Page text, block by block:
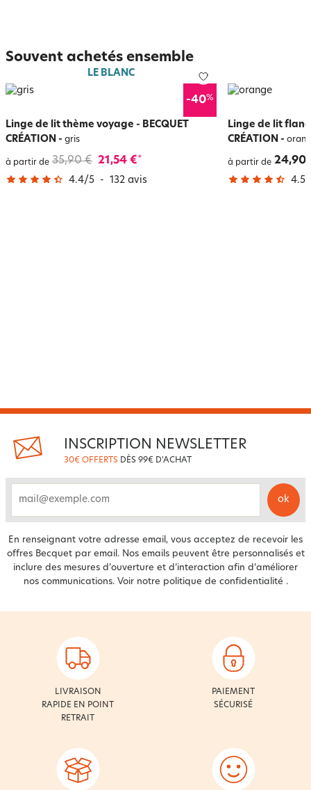
Souvent achetés ensemble
LE BLANC
-40%
Linge de lit thème voyage - BECQUET
CRÉATION - gris
à partir de 35,90 € 21,54 €*
4.4/5 - 132 avis
Linge de lit
CRÉATION -
à partir de 24,90
4.5
INSCRIPTION NEWSLETTER
30€ OFFERTS DÈS 99€ D'ACHAT
ok
En renseignant votre adresse email, vous acceptez de recevoir les
offres Becquet par email. Nos emails peuvent être personnalisés et
inclure des mesures d’ouverture et d’interaction afin d’améliorer
nos communications. Voir notre politique de confidentialité .
LIVRAISON
RAPIDE EN POINT
RETRAIT
PAIEMENT
SÉCURISÉ